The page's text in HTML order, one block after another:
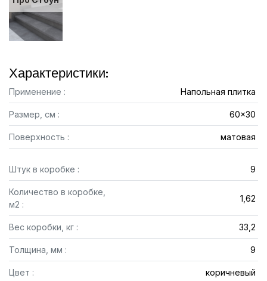
Характеристики:
Применение : Напольная плитка
Размер, см : 60x30
Поверхность : матовая
Штук в коробке : 9
Количество в коробке,
м2 :
1,62
Вес коробки, кг : 33,2
Толщина, мм : 9
Цвет : коричневый